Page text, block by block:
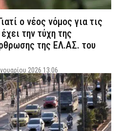
ο νέος νόμος για τις
την τύχη της
της ΕΛ.ΑΣ. του
2026 13:06